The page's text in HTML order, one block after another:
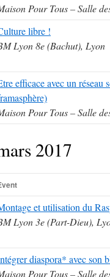
Pour Tous – Salle
libre !
Lyon 8e (Bachut), Lyon
efficace avec un
Pour Tous – Salle
2017
et utilisation du
Lyon 3e (Part-Dieu),
diaspora* avec son
Pour Tous – Salle